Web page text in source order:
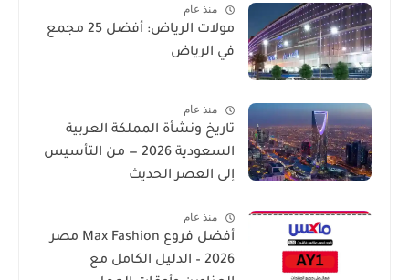
منذ عام
مولات الرياض: أفضل 25 مجمع
في الرياض
منذ عام
تاريخ ونشأة المملكة العربية
السعودية 2026 — من التأسيس
إلى العصر الحديث
منذ عام
أفضل فروع Max Fashion مصر
2026 – الدليل الكامل مع